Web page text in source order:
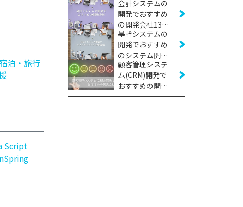
泊・旅行
Script
Spring
めの開発会社12
社【2026年版】
会計システムの
開発でおすすめ
の開発会社13社
【2026年版】
基幹システムの
開発でおすすめ
のシステム開発
会社24社【2026
年版】
顧客管理システ
ム(CRM)開発で
おすすめの開発
会社12社【2026